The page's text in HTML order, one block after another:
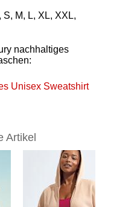
S, M, L, XL, XXL,
nachhaltiges
Unisex Sweatshirt
Artikel